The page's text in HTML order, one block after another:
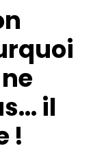
il
!